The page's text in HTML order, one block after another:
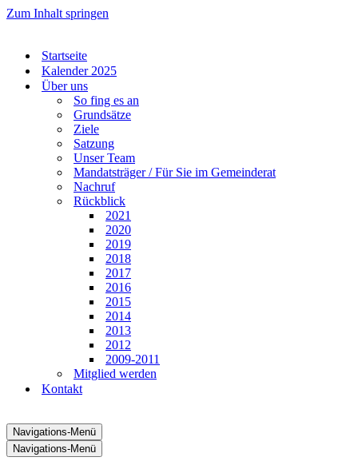
Zum Inhalt springen
Startseite
Kalender 2025
Über uns
So fing es an
Grundsätze
Ziele
Satzung
Unser Team
Mandatsträger / Für Sie im Gemeinderat
Nachruf
Rückblick
2021
2020
2019
2018
2017
2016
2015
2014
2013
2012
2009-2011
Mitglied werden
Kontakt
Navigations-Menü
Navigations-Menü